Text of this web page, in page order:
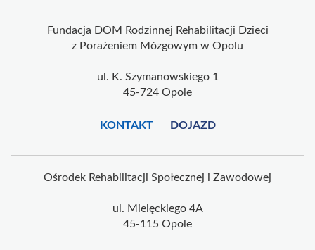
Fundacja DOM Rodzinnej Rehabilitacji Dzieci
z Porażeniem Mózgowym w Opolu
ul. K. Szymanowskiego 1
45-724 Opole
KONTAKT DOJAZD
Ośrodek Rehabilitacji Społecznej i Zawodowej
ul. Mielęckiego 4A
45-115 Opole